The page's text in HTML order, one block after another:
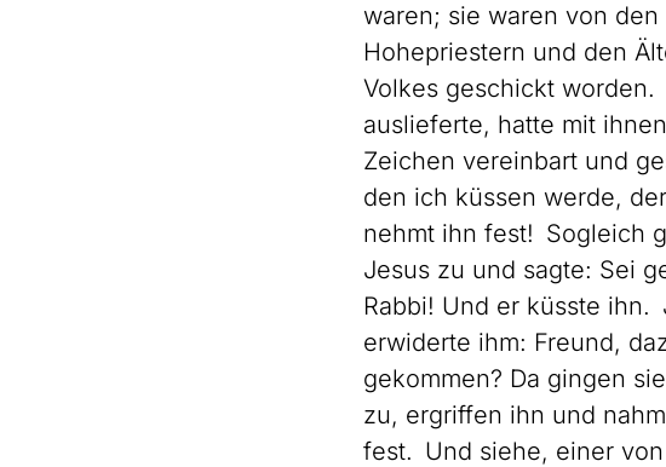
waren; sie waren von den
Hohepriestern und den
Volkes geschickt worden.
auslieferte, hatte mit
Zeichen vereinbart und
den ich küssen werde,
nehmt ihn fest! Sogleich
Jesus zu und sagte: Sei
Rabbi! Und er küsste ihn.
erwiderte ihm: Freund,
gekommen? Da gingen
zu, ergriffen ihn und
fest. Und siehe, einer